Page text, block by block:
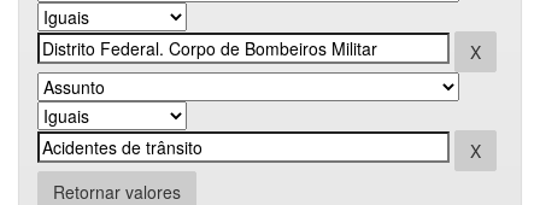
Retornar valores